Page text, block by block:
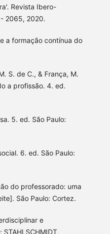
Revista Ibero-
2065, 2020.
a formação contínua do
S. de C., & França, M.
a profissão. 4. ed.
5. ed. São Paulo:
6. ed. São Paulo:
do professorado: uma
São Paulo: Cortez.
e